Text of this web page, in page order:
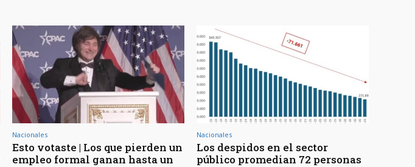
Nacionales
Esto votaste | Los que pierden un
empleo formal ganan hasta un
Nacionales
Los despidos en el sector
público promedian 72 personas